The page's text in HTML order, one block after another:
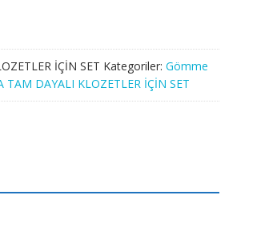
İÇİN SET Kategoriler: Gömme
TAM DAYALI KLOZETLER İÇİN SET